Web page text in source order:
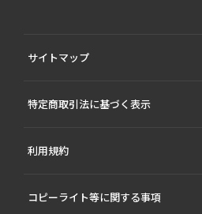
サイトマップ
特定商取引法に基づく表示
利用規約
コピーライト等に関する事項